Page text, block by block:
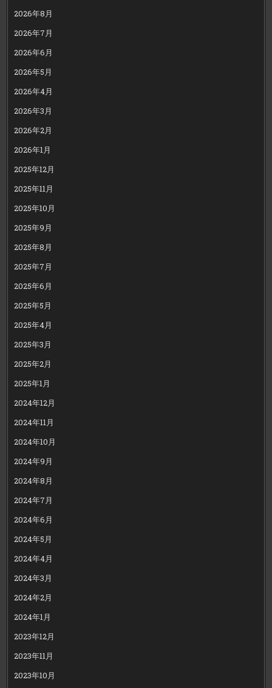
2026年8月
2026年7月
2026年6月
2026年5月
2026年4月
2026年3月
2026年2月
2026年1月
2025年12月
2025年11月
2025年10月
2025年9月
2025年8月
2025年7月
2025年6月
2025年5月
2025年4月
2025年3月
2025年2月
2025年1月
2024年12月
2024年11月
2024年10月
2024年9月
2024年8月
2024年7月
2024年6月
2024年5月
2024年4月
2024年3月
2024年2月
2024年1月
2023年12月
2023年11月
2023年10月